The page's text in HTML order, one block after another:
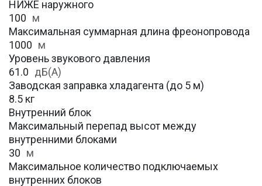
НИЖЕ наружного
100 м
Максимальная суммарная длина фреонопровода
1000 м
Уровень звукового давления
61.0 дБ(А)
Заводская заправка хладагента (до 5 м)
8.5 кг
Внутренний блок
Максимальный перепад высот между
внутренними блоками
30 м
Максимальное количество подключаемых
внутренних блоков